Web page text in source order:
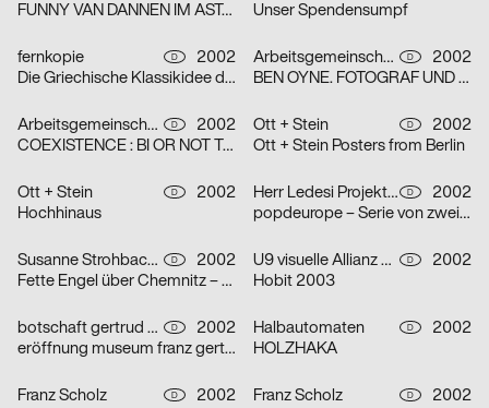
FUNNY VAN DANNEN IM ASTA – KELLER
Unser Spendensumpf
fernkopie D
2002
Die Griechische Klassikidee der Wirklichkeit – Serie von zwei Plakaten
Arbeitsgemeinschaft für visuelle und verbale Kommunikation Uwe Loesch D
2002
BEN OYNE. FOTOGRAF UND FILMEMACHER
Arbeitsgemeinschaft für visuelle und verbale Kommunikation Uwe Loesch D
2002
COEXISTENCE : BI OR NOT TO BE
Ott + Stein D
2002
Ott + Stein Posters from Berlin
Ott + Stein D
2002
Hochhinaus
Herr Ledesi Projekt- und Werbeagentur D
2002
popdeurope – Serie von zwei Plakaten
Susanne Strohbach, Ralf Wolfermann D
2002
Fette Engel über Chemnitz – Serie von vier Plakaten
U9 visuelle Allianz GmbH D
2002
Hobit 2003
botschaft gertrud nolte visuelle kommunikation und beratung D
2002
eröffnung museum franz gertsch
Halbautomaten D
2002
HOLZHAKA
Franz Scholz D
2002
Franz Scholz D
2002